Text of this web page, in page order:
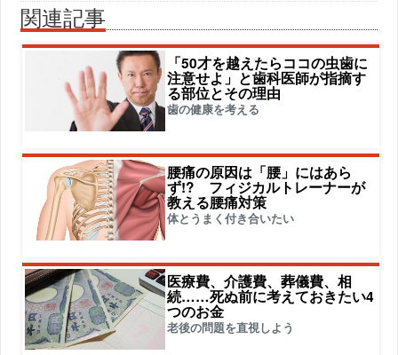
関連記事
「50才を越えたらココの虫歯に
注意せよ」と歯科医師が指摘す
る部位とその理由
歯の健康を考える
腰痛の原因は「腰」にはあら
ず!? フィジカルトレーナーが
教える腰痛対策
体とうまく付き合いたい
医療費、介護費、葬儀費、相
続……死ぬ前に考えておきたい4
つのお金
老後の問題を直視しよう